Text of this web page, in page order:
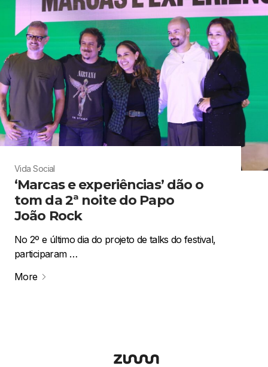
Vida Social
‘Marcas e experiências’ dão o
tom da 2ª noite do Papo
João Rock
No 2º e último dia do projeto de talks do festival,
participaram …
More